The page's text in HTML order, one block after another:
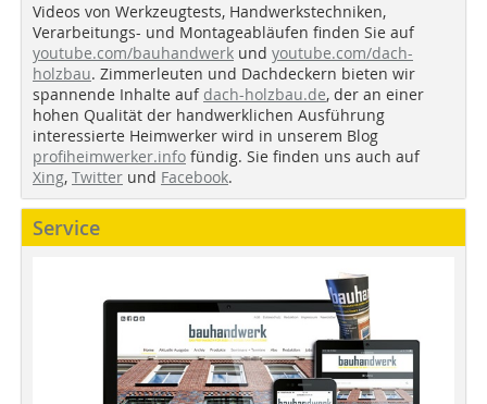
Videos von Werkzeugtests, Handwerkstechniken,
Verarbeitungs- und Montageabläufen finden Sie auf
youtube.com/bauhandwerk und youtube.com/dach-
holzbau. Zimmerleuten und Dachdeckern bieten wir
spannende Inhalte auf dach-holzbau.de, der an einer
hohen Qualität der handwerklichen Ausführung
interessierte Heimwerker wird in unserem Blog
profiheimwerker.info fündig. Sie finden uns auch auf
Xing, Twitter und Facebook.
Service